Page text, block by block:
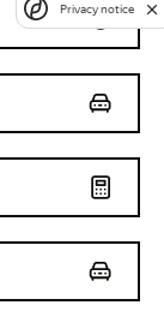
Privacy notice